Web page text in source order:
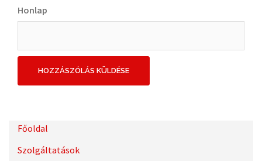
Honlap
Főoldal
Szolgáltatások